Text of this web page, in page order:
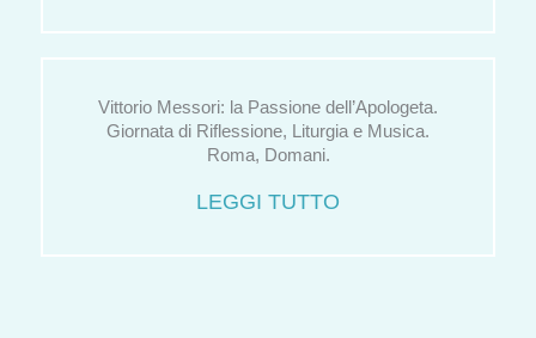
Vittorio Messori: la Passione dell’Apologeta.
Giornata di Riflessione, Liturgia e Musica.
Roma, Domani.
LEGGI TUTTO